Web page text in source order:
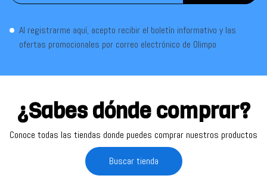
Al registrarme aquí, acepto recibir el boletín informativo y las
ofertas promocionales por correo electrónico de Olimpo
¿Sabes dónde comprar?
Conoce todas las tiendas donde puedes comprar nuestros productos
Buscar tienda